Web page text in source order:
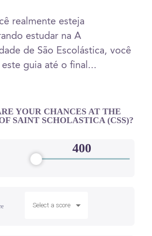
realmente esteja
estudar na A
de São Escolástica, você
guia até o final...
YOUR CHANCES AT THE
SAINT SCHOLASTICA (CSS)?
Select a score